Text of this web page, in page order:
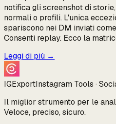
notifica gli screenshot di
normali o profili. L'unica
spariscono nei DM inviati
Consenti replay. Ecco la
Leggi di più →
IGExportInstagram Tools ·
Il miglior strumento per le
Veloce, preciso, sicuro.